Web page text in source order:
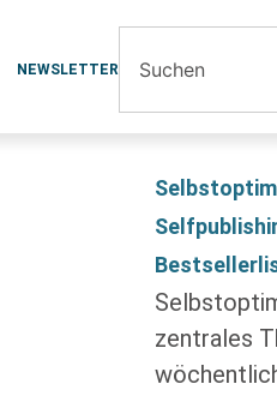
NEWSLETTER
zentrales